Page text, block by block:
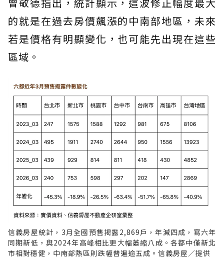
的就是在過去房價飆漲的中南部地區，未來
若是價格有明顯變化，也可能先出現在這些
區域。
信義房屋統計，3月全國預售揭露2,869戶，年減四成，寫六年
同期新低，與2024年高峰相比更大幅萎縮八成。各都中僅新北
市相對穩健，中南部熱區則跌幅普遍逾五成。信義房屋／提供